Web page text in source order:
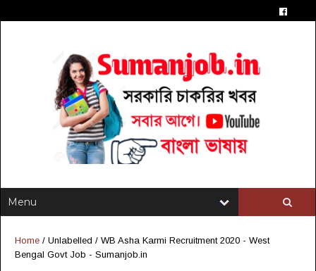
Home / Unlabelled / WB Asha Karmi Recruitment 2020 - West
Bengal Govt Job - Sumanjob.in